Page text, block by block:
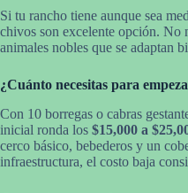
Si tu rancho tiene aunque sea
chivos son excelente opción. No
animales nobles que se adaptan
¿Cuánto necesitas para
Con 10 borregas o cabras
inicial ronda los $15,000 a
cerco básico, bebederos y un
infraestructura, el costo baja